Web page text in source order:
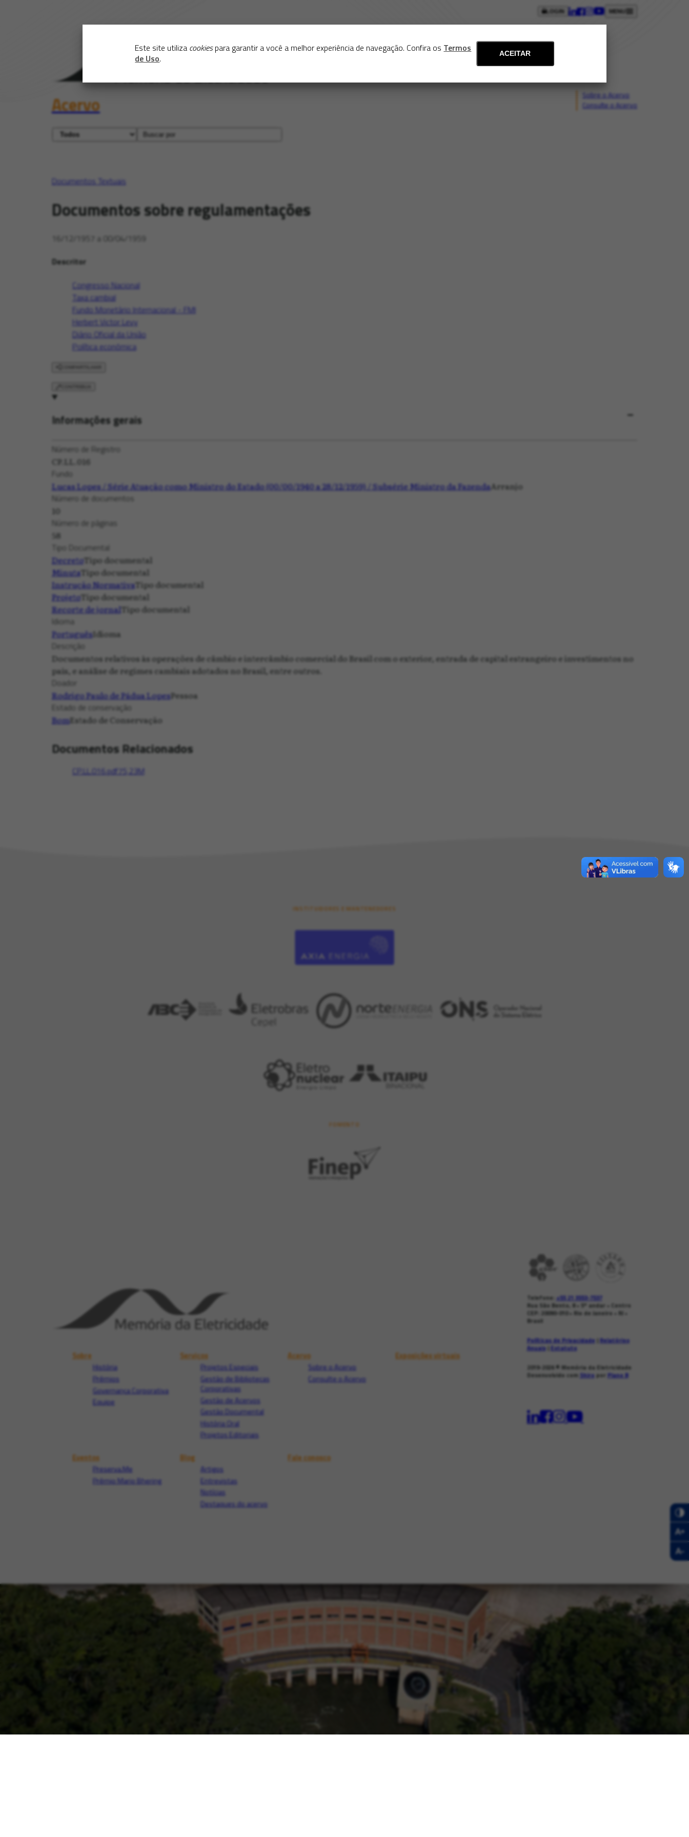
Este site utiliza cookiespara garantir a você a melhor experiência de navegação. Confira os Termos
de Uso. ACEITAR
LOGIN
Acervo
Sobre o Acervo
Consulte o Acervo
Documentos Textuais
Documentos sobre regulamentações
16/12/1957 a 00/04/1959
Descritor
Congresso Nacional
Taxa cambial
Fundo Monetário Internacional - FMI
Herbert Victor Levy
Diário Oficial da União
Política econômica
Informações gerais
Número de Registro
CP.LL.016
Fundo
Lucas Lopes / Série Atuação como Ministro do Estado (00/00/1940 a 28/12/1959) / Subsérie Ministro da FazendaArranjo
Número de documentos
10
Número de páginas
58
Tipo Documental
DecretoTipo documental
MinutaTipo documental
Instrução NormativaTipo documental
ProjetoTipo documental
Recorte de jornalTipo documental
Idioma
PortuguêsIdioma
Descrição
Documentos relativos às operações de câmbio e intercâmbio comercial do Brasil com o exterior, entrada de capital estrangeiro e investimentos no
país, e análise de regimes cambiais adotados no Brasil, entre outros.
Doador
Rodrigo Paulo de Pádua LopesPessoa
Estado de conservação
BomEstado de Conservação
Documentos Relacionados
CP.LL.016.pdf 75,23M
INSTITUIDORES E MANTENEDORES
FOMENTO
Sobre
História
Prêmios
Governança Corporativa
Equipe
Serviços
Projetos Especiais
Gestão de Bibliotecas
Corporativas
Gestão de Acervos
Gestão Documental
História Oral
Projetos Editoriais
Acervo
Sobre o Acervo
Consulte o Acervo
Exposições virtuais
Eventos
Preserva.Me
Prêmio Mario Bhering
Blog
Artigos
Entrevistas
Notícias
Destaques do acervo
Fale conosco
Telefone: +55 21 3553-7537
Rua São Bento, 8 • 5º andar • Centro
CEP: 20090-010 • Rio de Janeiro • RJ •
Brasil
Políticas de Privacidade Relatórios
Anuais
Estatuto
2019-2026© Memória da Eletricidade
Desenvolvido com Shiro por Plano B